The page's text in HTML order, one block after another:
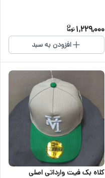
1,229,000
افزودن به سبد
کلاه بک فیت وارداتی اصلی